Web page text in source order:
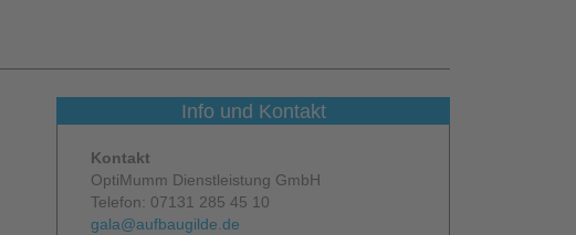
Info und Kontakt
Kontakt
OptiMumm Dienstleistung GmbH
Telefon: 07131 285 45 10
gala@aufbaugilde.de